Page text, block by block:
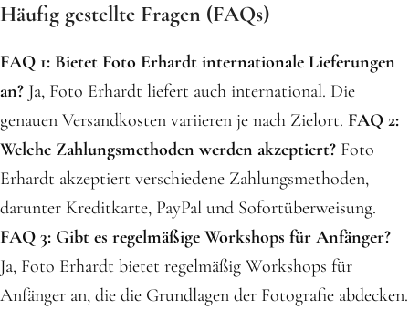
Häufig gestellte Fragen (FAQs)
FAQ 1: Bietet Foto Erhardt internationale Lieferungen
an? Ja, Foto Erhardt liefert auch international. Die
genauen Versandkosten variieren je nach Zielort. FAQ 2:
Welche Zahlungsmethoden werden akzeptiert? Foto
Erhardt akzeptiert verschiedene Zahlungsmethoden,
darunter Kreditkarte, PayPal und Sofortüberweisung.
FAQ 3: Gibt es regelmäßige Workshops für Anfänger?
Ja, Foto Erhardt bietet regelmäßig Workshops für
Anfänger an, die die Grundlagen der Fotografie abdecken.